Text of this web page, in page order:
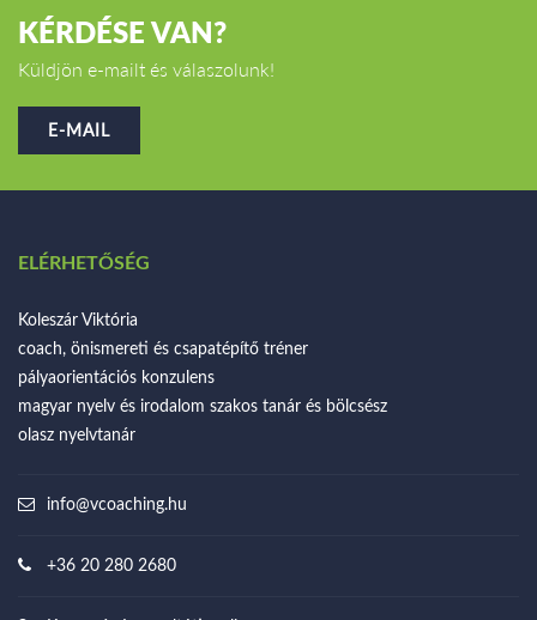
KÉRDÉSE VAN?
Küldjön e-mailt és válaszolunk!
E-MAIL
ELÉRHETŐSÉG
Koleszár Viktória
coach, önismereti és csapatépítő tréner
pályaorientációs konzulens
magyar nyelv és irodalom szakos tanár és bölcsész
olasz nyelvtanár
info@vcoaching.hu
+36 20 280 2680